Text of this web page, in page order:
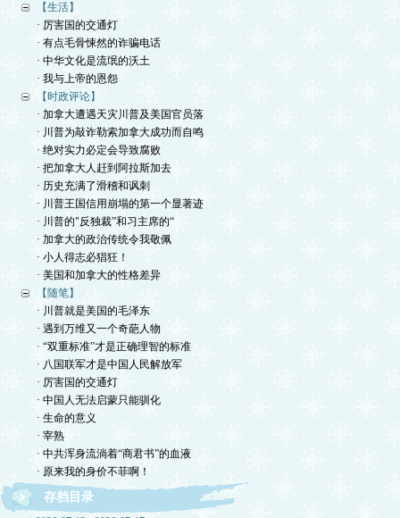
【生活】
· 厉害国的交通灯
· 有点毛骨悚然的诈骗电话
· 中华文化是流氓的沃土
· 我与上帝的恩怨
【时政评论】
· 加拿大遭遇天灾川普及美国官员落
· 川普为敲诈勒索加拿大成功而自鸣
· 绝对实力必定会导致腐败
· 把加拿大人赶到阿拉斯加去
· 历史充满了滑稽和讽刺
· 川普王国信用崩塌的第一个显著迹
· 川普的"反独裁”和习主席的“
· 加拿大的政治传统令我敬佩
· 小人得志必猖狂！
· 美国和加拿大的性格差异
【随笔】
· 川普就是美国的毛泽东
· 遇到万维又一个奇葩人物
· “双重标准”才是正确理智的标准
· 八国联军才是中国人民解放军
· 厉害国的交通灯
· 中国人无法启蒙只能驯化
· 生命的意义
· 宰熟
· 中共浑身流淌着“商君书”的血液
· 原来我的身价不菲啊！
存档目录